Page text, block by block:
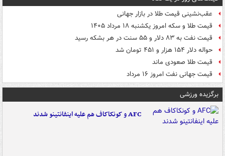
عقب‌نشینی قیمت طلا در بازار جهانی
قیمت طلا و سکه امروز یکشنبه ۱۸ مرداد ۱۴۰۵
قیمت نفت به ۸۳ دلار و ۵۵ سنت در هر بشکه رسید
حواله دلار ۱۵۴ هزار و ۴۵۱ تومان شد
قیمت طلا صعودی ماند
قیمت جهانی نفت امروز ۱۶ مرداد
برگزیده ورزشی
AFC و کونکاکاف هم علیه اینفانتینو شدند